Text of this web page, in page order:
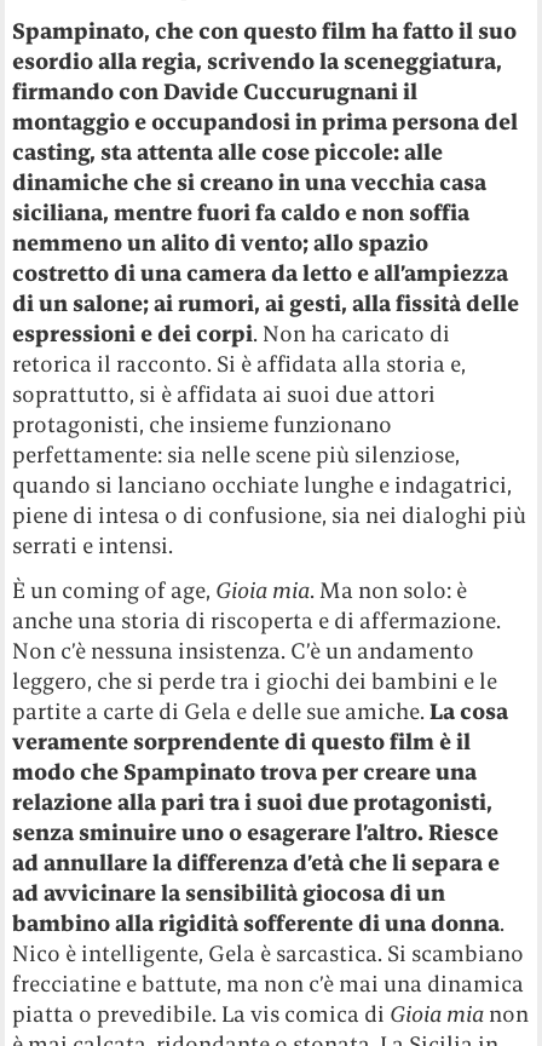
Spampinato, che con questo film ha fatto il suo
esordio alla regia, scrivendo la sceneggiatura,
firmando con Davide Cuccurugnani il
montaggio e occupandosi in prima persona del
casting, sta attenta alle cose piccole: alle
dinamiche che si creano in una vecchia casa
siciliana, mentre fuori fa caldo e non soffia
nemmeno un alito di vento; allo spazio
costretto di una camera da letto e all’ampiezza
di un salone; ai rumori, ai gesti, alla fissità delle
espressioni e dei corpi. Non ha caricato di
retorica il racconto. Si è affidata alla storia e,
soprattutto, si è affidata ai suoi due attori
protagonisti, che insieme funzionano
perfettamente: sia nelle scene più silenziose,
quando si lanciano occhiate lunghe e indagatrici,
piene di intesa o di confusione, sia nei dialoghi più
serrati e intensi.
È un coming of age, Gioia mia. Ma non solo: è
anche una storia di riscoperta e di affermazione.
Non c’è nessuna insistenza. C’è un andamento
leggero, che si perde tra i giochi dei bambini e le
partite a carte di Gela e delle sue amiche.La cosa
veramente sorprendente di questo film è il
modo che Spampinato trova per creare una
relazione alla pari tra i suoi due protagonisti,
senza sminuire uno o esagerare l’altro. Riesce
ad annullare la differenza d’età che li separa e
ad avvicinare la sensibilità giocosa di un
bambino alla rigidità sofferente di una donna.
Nico è intelligente, Gela è sarcastica. Si scambiano
frecciatine e battute, ma non c’è mai una dinamica
piatta o prevedibile. La vis comica di Gioia mia non